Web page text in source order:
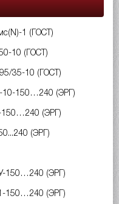
1 (ГОСТ)
10 (ГОСТ)
35-10 (ГОСТ)
10-150…240 (ЭРГ)
(ЭРГ)
(ЭРГ)
150…240 (ЭРГ)
150…240 (ЭРГ)